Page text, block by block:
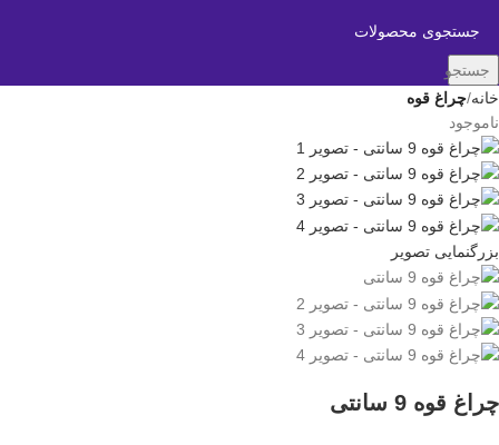
جستجو
خانه چراغ قوه
ناموجود
بزرگنمایی تصویر
چراغ قوه 9 سانتی